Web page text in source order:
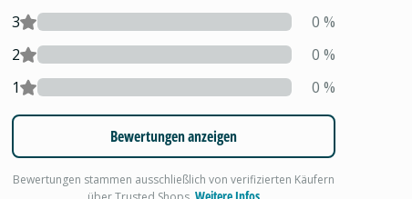
3
0 %
2
0 %
1
0 %
Bewertungen anzeigen
Bewertungen stammen ausschließlich von verifizierten Käufern